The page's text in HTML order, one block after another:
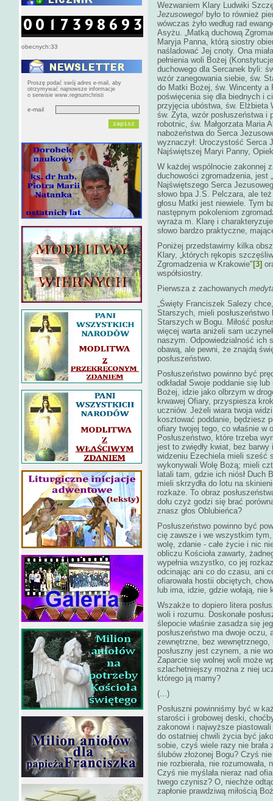
obecnych:33
Proszę podać swój adres e-mail, aby
otrzymywać najnowsze informacje
o serwisie www.regnumchristi
e-mail
Wezwaniem Klary Ludwiki
Jezusowego! było to również
wówczas żyło według rad
Asyżu. „Matką duchową
Maryja Panna, którą siostry
naśladować Jej cnoty. Ona
pełnienia woli Bożej
duchowego dla Sercanek byli:
wzór zanegowania siebie, św.
do Matki Bożej, św. Wincenty a
poświęcenia się dla biednych i
przyjęcia ubóstwa, św. Elżbieta
św. Zyta, wzór posłuszeństwa i
robotnic, św. Małgorzata Maria
nabożeństwa do Serca
wyznaczył: Uroczystość Serca
Najświętszej Maryi Panny,
W każdej wspólnocie zakonnej
duchowości zgromadzenia, jest
Najświętszego Serca
słowo bpa J.S. Pelczara, ale
głosu Matki jest niewiele. Tym
następnym pokoleniom
wyraża m. Klarę i
słowo bardzo praktyczne,
Poniżej przedstawimy kilka
Klary, „których rękopis
Zgromadzenia w Krakowie" [3]
współsiostry.
Pierwsza z zachowanych
„Święty Franciszek Salezy
Starszych, mieli
Starszych w Bogu. Miłość
więcej warta aniżeli sam
naszym. Odpowiedzialność ich
obawą, ale pewni, że znajdą
posłuszeństwo.
Posłuszeństwo powinno być
odkładał Swoje poddanie się
Bożej, idzie jako olbrzym w
krwawej Ofiary, przyspiesza
uczniów. Jeżeli wiara twoja
kosztować poddanie, będziesz
ofiary twojej tego, co właśnie w
Posłuszeństwo, które trzeba
jest to zwiędły kwiat, bez
widzeniu Ezechiela mieli sześć
wykonywali Wolę Bożą; mieli
latali tam, gdzie ich niósł Duch
mieli skrzydła do lotu na
rozkaże. To obraz
dołu czyż godzi się brać
znasz głos Oblubieńca?
Posłuszeństwo powinno być
cię zawsze i we wszystkim
wolę, zdanie - całe życie i nic
obliczu Kościoła zawarty,
wypełnia wszystko, co jej
odcinając ani co do czasu, ani
ofiarowała hostii obciętych,
lub ima, idzie, gdzie wołają, nie
Wszakże to dopiero litera
woli i rozumu. Doskonałe
ślepocie właśnie zasadza się
posłuszeństwo ma dwoje
zewnętrzne, bez wewnętrznego,
posłuszny jest czynem, a nie
Zaparcie się wolnej woli może
szlachetniejszy można z niej
którego ją mamy?
(...)
Posłuszni powinniśmy być w
starości i grobowej deski,
zakonowi i najwyższe
do ostatniej chwili życia być
sobie, czyś wiele razy nie brała
ślubów złożonej Bogu? Czyś
nie rozbierała, nie rozumowała,
Czyś nie myślała nieraz nad
twego czynisz? O, niechże
zapłonie prawdziwą miłością